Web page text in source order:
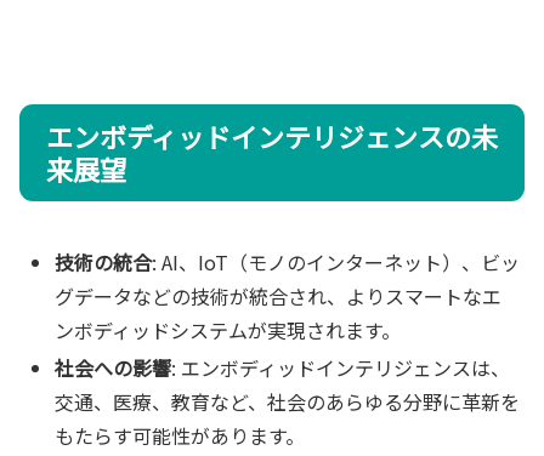
エンボディッドインテリジェンスの未
来展望
技術の統合: AI、IoT（モノのインターネット）、ビッ
グデータなどの技術が統合され、よりスマートなエ
ンボディッドシステムが実現されます。
社会への影響: エンボディッドインテリジェンスは、
交通、医療、教育など、社会のあらゆる分野に革新を
もたらす可能性があります。